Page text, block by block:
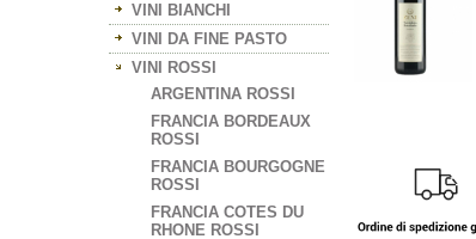
VINI BIANCHI
VINI DA FINE PASTO
VINI ROSSI
ARGENTINA ROSSI
FRANCIA BORDEAUX
ROSSI
FRANCIA BOURGOGNE
ROSSI
FRANCIA COTES DU
RHONE ROSSI